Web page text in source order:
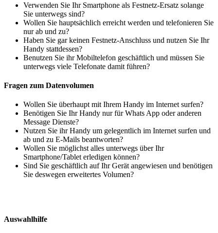
Verwenden Sie Ihr Smartphone als Festnetz-Ersatz solange
Sie unterwegs sind?
Wollen Sie hauptsächlich erreicht werden und telefonieren Sie
nur ab und zu?
Haben Sie gar keinen Festnetz-Anschluss und nutzen Sie Ihr
Handy stattdessen?
Benutzen Sie ihr Mobiltelefon geschäftlich und müssen Sie
unterwegs viele Telefonate damit führen?
Fragen zum Datenvolumen
Wollen Sie überhaupt mit Ihrem Handy im Internet surfen?
Benötigen Sie Ihr Handy nur für Whats App oder anderen
Message Dienste?
Nutzen Sie ihr Handy um gelegentlich im Internet surfen und
ab und zu E-Mails beantworten?
Wollen Sie möglichst alles unterwegs über Ihr
Smartphone/Tablet erledigen können?
Sind Sie geschäftlich auf Ihr Gerät angewiesen und benötigen
Sie deswegen erweitertes Volumen?
Auswahlhilfe